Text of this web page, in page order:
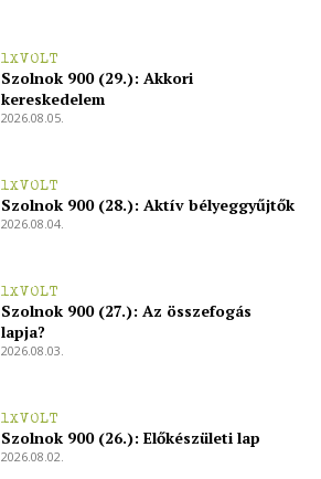
1XVOLT
Szolnok 900 (29.): Akkori
kereskedelem
2026.08.05.
1XVOLT
Szolnok 900 (28.): Aktív bélyeggyűjtők
2026.08.04.
1XVOLT
Szolnok 900 (27.): Az összefogás
lapja?
2026.08.03.
1XVOLT
Szolnok 900 (26.): Előkészületi lap
2026.08.02.